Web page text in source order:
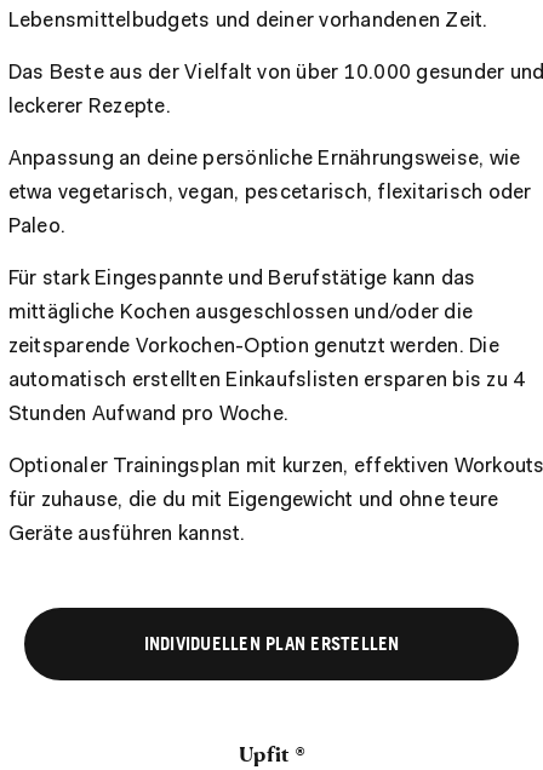
Lebensmittelbudgets und deiner vorhandenen Zeit.
Das Beste aus der Vielfalt von über 10.000 gesunder
leckerer Rezepte.
Anpassung an deine persönliche Ernährungsweise, wie
etwa vegetarisch, vegan, pescetarisch, flexitarisch oder
Paleo.
Für stark Eingespannte und Berufstätige kann das
mittägliche Kochen ausgeschlossen und/oder die
zeitsparende Vorkochen-Option genutzt werden. Die
automatisch erstellten Einkaufslisten ersparen bis zu 4
Stunden Aufwand pro Woche.
Optionaler Trainingsplan mit kurzen, effektiven
für zuhause, die du mit Eigengewicht und ohne teure
Geräte ausführen kannst.
INDIVIDUELLEN PLAN ERSTELLEN
Upfit ®